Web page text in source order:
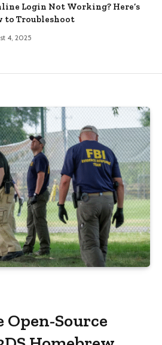
Login Not Working? Here’s
to Troubleshoot
4, 2025
Open-Source